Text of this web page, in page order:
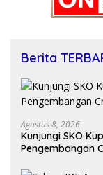
Berita
Agustus 8, 2026
Kunjungi SKO
Pengembangan